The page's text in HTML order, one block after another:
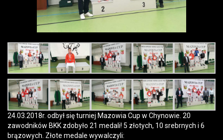
24.03.2018r. odbył się turniej Mazowia Cup w Chynowie. 20
zawodników BKK zdobyło 21 medali! 5 złotych, 10 srebrnych i 6
brązowych. Złote medale wywalczyli: